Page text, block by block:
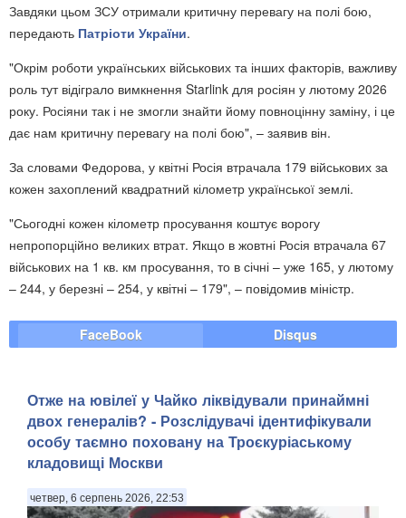
Завдяки цьом ЗСУ отримали критичну перевагу на полі бою,
передають Патріоти України.
"Окрім роботи українських військових та інших факторів, важливу
роль тут відіграло вимкнення Starlink для росіян у лютому 2026
року. Росіяни так і не змогли знайти йому повноцінну заміну, і це
дає нам критичну перевагу на полі бою", – заявив він.
За словами Федорова, у квітні Росія втрачала 179 військових за
кожен захоплений квадратний кілометр української землі.
"Сьогодні кожен кілометр просування коштує ворогу
непропорційно великих втрат. Якщо в жовтні Росія втрачала 67
військових на 1 кв. км просування, то в січні – уже 165, у лютому
– 244, у березні – 254, у квітні – 179", – повідомив міністр.
FaceBook Disqus
Отже на ювілеї у Чайко ліквідували принаймні
двох генералів? - Розслідувачі ідентифікували
особу таємно поховану на Троєкуріаському
кладовищі Москви
четвер, 6 серпень 2026, 22:53